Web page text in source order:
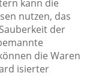
kann die
nutzen, das
der
die Waren
isierter